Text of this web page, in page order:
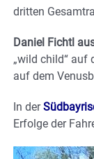
dritten
Daniel Fichtl
„wild child“ auf
auf dem
In der
Erfolge der